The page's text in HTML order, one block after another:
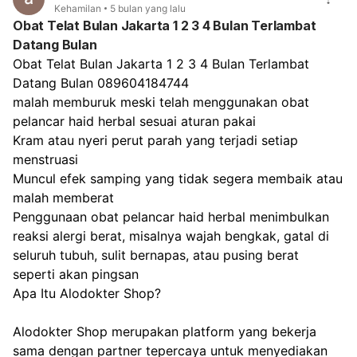
membantu mendeteksi
penyebab utama.
Kesalahan yang Sering
Saat Haid Terlambat
terlambat dan langsung
obat tanpa mengetahui
Padahal, tindakan
berisiko jika ternyata
penyebabnya adalah
❌ Mengonsumsi obat
085122668890 GorontaloWa 085122668890, Jakarta,Wa
085122668890 Jayapura,Wa 085122668890 Kendari,Wa
085122668890 Kota Mobagu,Wa 085122668890
Kupang,Wa 085122668890 Lhokseumawe,Wa
085122668890 Manado,Wa 085122668890 Metro,
Mojokerto,Wa 085122668890 Panjang,Wa
085122668890 Pagar Alam,Wa 085122668890
Palembang,Wa 085122668890 Palu,Wa 085122668890
Pare Pare,Wa 085122668890 Pasuruan,Wa
085122668890 Pekalongan,Wa 085122668890
Pematang Siantar,Wa 085122668890 Prabumulih,Wa
Salatiga,Wa 085122668890 Semarang,Wa
085122668890 Sibolga,Wa 085122668890 Solok,Wa
085122668890 Subulussalam,Wa 085122668890
Penuh,Wa 085122668890 Tangerang, Wa
085122668890 Tanjung Pinang,Wa 085122668890
085122668890 Ternate,Wa 085122668890 Tomohon,Wa
085122668890 Yogyakarta.Wa 085122668890
Kehamilan 5 bulan yang lalu
Obat Telat Bulan Jakarta 1 2 3 4 Bulan Terlambat
Datang Bulan
Obat Telat Bulan Jakarta 1 2 3 4 Bulan Terlambat
Datang Bulan 089604184744
malah memburuk meski telah menggunakan obat
pelancar haid herbal sesuai aturan pakai
Kram atau nyeri perut parah yang terjadi setiap
menstruasi
Muncul efek samping yang tidak segera membaik atau
malah memberat
Penggunaan obat pelancar haid herbal menimbulkan
reaksi alergi berat, misalnya wajah bengkak, gatal di
seluruh tubuh, sulit bernapas, atau pusing berat
seperti akan pingsan
Apa Itu Alodokter Shop?
Alodokter Shop merupakan platform yang bekerja
sama dengan partner tepercaya untuk menyediakan